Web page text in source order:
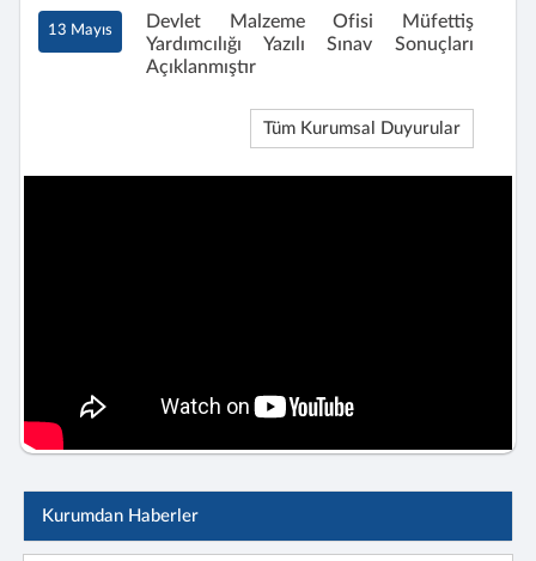
13 Mayıs
Devlet Malzeme Ofisi Müfettiş
Yardımcılığı Yazılı Sınav Sonuçları
Açıklanmıştır
Tüm Kurumsal Duyurular
Kurumdan Haberler